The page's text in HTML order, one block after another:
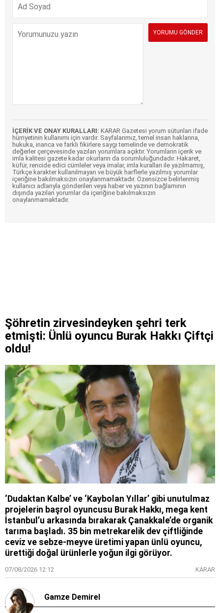
İÇERİK VE ONAY KURALLARI: KARAR Gazetesi yorum sütunları ifade
hürriyetinin kullanımı için vardır. Sayfalarımız, temel insan haklarına,
hukuka, inanca ve farklı fikirlere saygı temelinde ve demokratik
değerler çerçevesinde yazılan yorumlara açıktır. Yorumların içerik ve
imla kalitesi gazete kadar okurların da sorumluluğundadır. Hakaret,
küfür, rencide edici cümleler veya imalar, imla kuralları ile yazılmamış,
Türkçe karakter kullanılmayan ve büyük harflerle yazılmış yorumlar
içeriğine bakılmaksızın onaylanmamaktadır. Özensizce belirlenmiş
kullanıcı adlarıyla gönderilen veya haber ve yazının bağlamının
dışında yazılan yorumlar da içeriğine bakılmaksızın
onaylanmamaktadır.
Şöhretin zirvesindeyken şehri terk
etmişti: Ünlü oyuncu Burak Hakkı Çiftçi
oldu!
‘Dudaktan Kalbe’ ve ‘Kaybolan Yıllar’ gibi unutulmaz
projelerin başrol oyuncusu Burak Hakkı, mega kent
İstanbul’u arkasında bırakarak Çanakkale’de organik
tarıma başladı. 35 bin metrekarelik dev çiftliğinde
ceviz ve sebze-meyve üretimi yapan ünlü oyuncu,
ürettiği doğal ürünlerle yoğun ilgi görüyor.
07/08/2026 12:12 KARAR
Gamze Demirel